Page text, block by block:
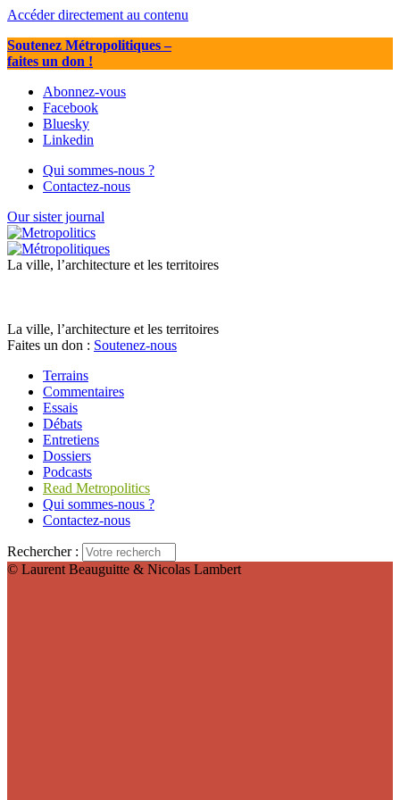
Accéder directement au contenu
Soutenez Métropolitiques–
faites un don !
Abonnez-vous
Facebook
Bluesky
Linkedin
Qui sommes-nous ?
Contactez-nous
Our sister journal
La ville, l’architecture et les territoires
La ville, l’architecture et les territoires
Faites un don : Soutenez-nous
Terrains
Commentaires
Essais
Débats
Entretiens
Dossiers
Podcasts
Read Metropolitics
Qui sommes-nous ?
Contactez-nous
Rechercher :
© Laurent Beauguitte & Nicolas Lambert